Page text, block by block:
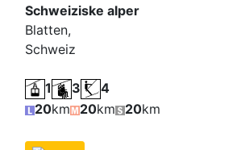
Schweiziske alper
Blatten,
Schweiz
1 3
4
20km 20km 20km